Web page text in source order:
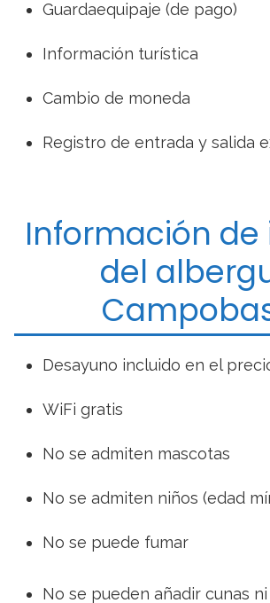
Guardaequipaje (de pago)
Información turística
Cambio de moneda
Registro de entrada y salida
Información de
del
Desayuno incluido en el
WiFi gratis
No se admiten mascotas
No se admiten niños (edad
No se puede fumar
No se pueden añadir cunas ni